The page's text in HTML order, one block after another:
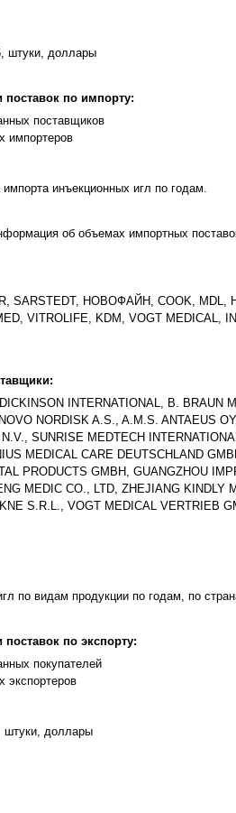
штуки, доллары
по импорту:
поставщиков
импортеров
инъекционных игл по годам.
об объемах импортных
SARSTEDT, НОВОФАЙН, COOK, MDL,
VITROLIFE, KDM, VOGT MEDICAL,
INTERNATIONAL, B. BRAUN
NORDISK A.S., A.M.S. ANTAEUS
SUNRISE MEDTECH
MEDICAL CARE DEUTSCHLAND
PRODUCTS GMBH, GUANGZHOU
MEDIC CO., LTD, ZHEJIANG
S.R.L., VOGT MEDICAL VERTRIEB
по видам продукции по годам, по
по экспорту:
покупателей
экспортеров
штуки, доллары